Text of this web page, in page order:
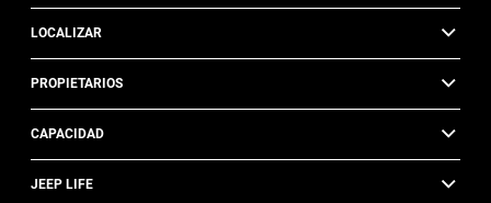
LOCALIZAR
PROPIETARIOS
CAPACIDAD
JEEP LIFE